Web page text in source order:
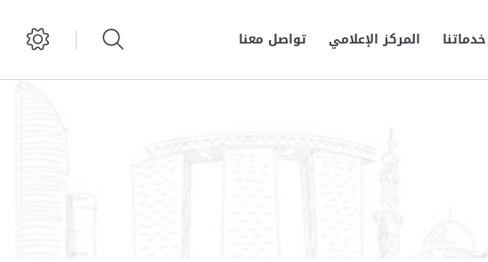
خدماتنا المركز الإعلامي تواصل معنا